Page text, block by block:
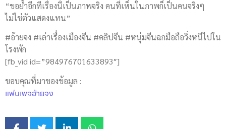
“ขอย้ำอีกทีเรื่องนี้เป็นภาพจริง คนที่เห็นในภาพก็เป็นคนจริงๆ
ไม่ใช่ตัวแสดงแทน”
#อ้ายจง #เล่าเรื่องเมืองจีน #คลิปจีน #หนุ่มจีนฉกมือถือวิ่งหนีไปใน
โรงพัก
[fb_vid id=”984976701633893″]
ขอบคุณที่มาของข้อมูล :
แฟนเพจอ้ายจง